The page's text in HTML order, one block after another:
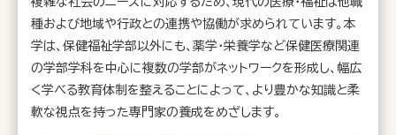
種および地域や行政との連携や協働が求められています。本
学は、保健福祉学部以外にも、薬学・栄養学など保健医療関連
の学部学科を中心に複数の学部がネットワークを形成し、幅広
く学べる教育体制を整えることによって、より豊かな知識と柔
軟な視点を持った専門家の養成をめざします。